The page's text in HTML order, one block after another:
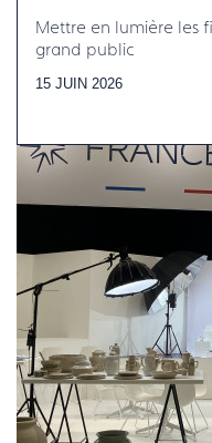
Mettre en lumière les
grand public
15 JUIN 2026